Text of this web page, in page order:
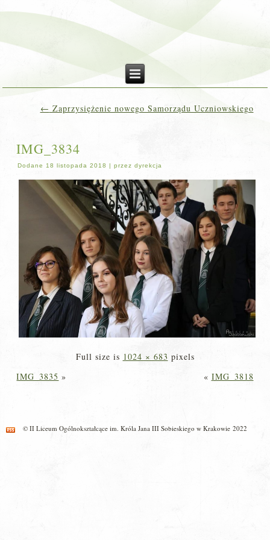
← Zaprzysiężenie nowego Samorządu Uczniowskiego
IMG_3834
Dodane 18 listopada 2018 |przez dyrekcja
Full size is 1024 × 683 pixels
IMG_3835 » « IMG_3818
© II Liceum Ogólnokształcące im. Króla Jana III Sobieskiego w Krakowie 2022